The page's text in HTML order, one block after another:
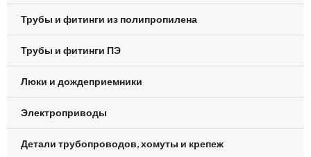
Трубы и фитинги из полипропилена
Трубы и фитинги ПЭ
Люки и дождеприемники
Электроприводы
Детали трубопроводов, хомуты и крепеж